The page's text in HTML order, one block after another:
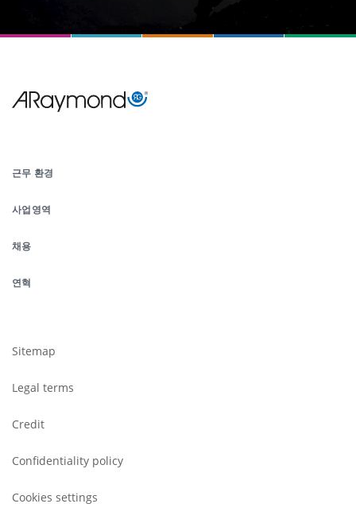
page
근무 환경
사업영역
채용
연혁
Sitemap
Legal terms
Credit
Confidentiality policy
Cookies settings